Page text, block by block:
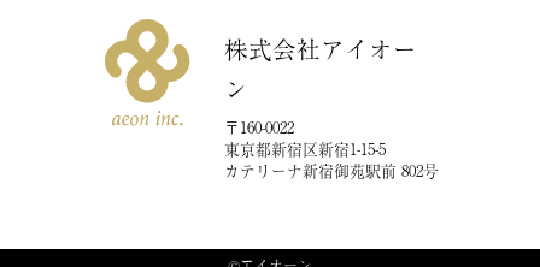
株式会社アイオー
ン
〒160-0022
東京都新宿区新宿1-15-5
カテリーナ新宿御苑駅前 802号